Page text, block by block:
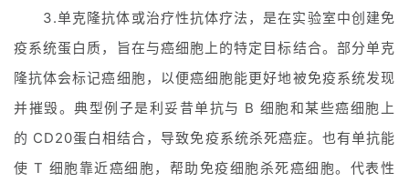
3.单克隆抗体或治疗性抗体疗法，是在实验室中创建免
疫系统蛋白质，旨在与癌细胞上的特定目标结合。部分单克
隆抗体会标记癌细胞，以便癌细胞能更好地被免疫系统发现
并摧毁。典型例子是利妥昔单抗与 B 细胞和某些癌细胞上
的 CD20蛋白相结合，导致免疫系统杀死癌症。也有单抗能
使 T 细胞靠近癌细胞，帮助免疫细胞杀死癌细胞。代表性